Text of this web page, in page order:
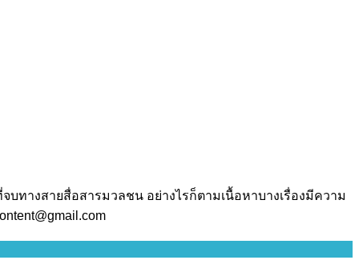
ทางสายสื่อสารมวลชน อย่างไรก็ตามเนื้อหาบางเรื่องมีความ